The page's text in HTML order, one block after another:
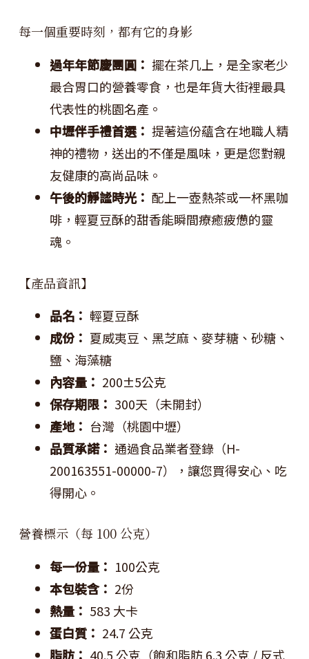
每一個重要時刻，都有它的身影
過年年節慶團圓： 擺在茶几上，是全家老少
最合胃口的營養零食，也是年貨大街裡最具
代表性的桃園名產。
中壢伴手禮首選： 提著這份蘊含在地職人精
神的禮物，送出的不僅是風味，更是您對親
友健康的高尚品味。
午後的靜謐時光： 配上一壺熱茶或一杯黑咖
啡，輕夏豆酥的甜香能瞬間療癒疲憊的靈
魂。
【產品資訊】
品名： 輕夏豆酥
成份： 夏威夷豆、黑芝麻、麥芽糖、砂糖、
鹽、海藻糖
內容量： 200±5公克
保存期限： 300天（未開封）
產地： 台灣（桃園中壢）
品質承諾： 通過食品業者登錄（H-
200163551-00000-7），讓您買得安心、吃
得開心。
營養標示（每 100 公克）
每一份量： 100公克
本包裝含： 2份
熱量： 583 大卡
蛋白質： 24.7 公克
脂肪： 40.5 公克（飽和脂肪 6.3 公克 / 反式